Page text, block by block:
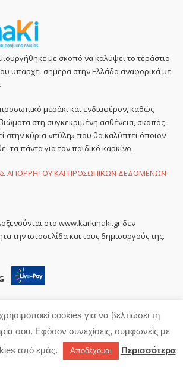
με σκοπό να καλύψει το τεράστιο
υπάρχει σήμερα στην Ελλάδα αναφορικά με
μεράκι και ενδιαφέρον, καθώς
στη συγκεκριμένη ασθένεια, σκοπός
στην κύρια «πύλη» που θα καλύπτει όποιον
τα πάντα για τον παιδικό καρκίνο.
ΑΠΟΡΡΗΤΟΥ ΚΑΙ ΠΡΟΣΩΠΙΚΩΝ ΔΕΔΟΜΕΝΩΝ
στο www.karkinaki.gr δεν
την ιστοσελίδα και τους δημιουργούς της.
newsletter
cookies για να βελτιώσει τη
σου. Εφόσον συνεχίσεις, συμφωνείς με
από εμάς.
Αποδέχομαι Περισσότερα